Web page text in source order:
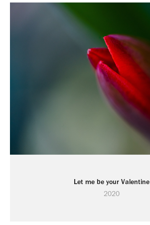
Let me be your Valentine
2020